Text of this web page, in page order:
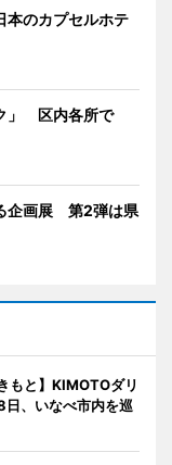
のカプセルホテ
」 区内各所で
企画展 第2弾は県
もと】KIMOTOダリ
日、いなべ市内を巡